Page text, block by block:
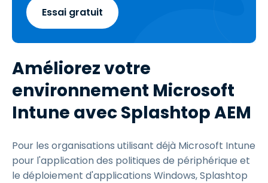
Essai gratuit
Améliorez votre
environnement Microsoft
Intune avec Splashtop AEM
Pour les organisations utilisant déjà Microsoft Intune
pour l'application des politiques de périphérique et
le déploiement d'applications Windows, Splashtop